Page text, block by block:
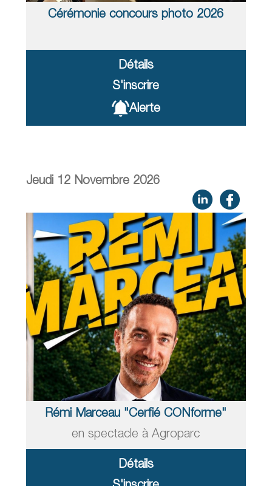
Cérémonie concours photo 2026
Détails
S'inscrire
Alerte
Jeudi 12 Novembre 2026
Rémi Marceau "Cerfié CONforme"
en spectacle à Agroparc
Détails